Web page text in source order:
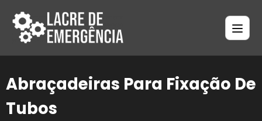
Abraçadeiras Para Fixação De
Tubos